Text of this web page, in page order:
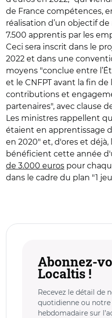
de France compétences,
réalisation d’un objectif
7.500 apprentis par les
Ceci sera inscrit dans le
2022 et dans une
moyens "conclue entre
et le CNFPT avant la fin de
contributions et
partenaires", avec clause
Les ministres rappellent
étaient en apprentissage
en 2020" et, d'ores et
bénéficient cette année
de 3.000 euros pour
dans le cadre du plan "1
Abonnez-
Localtis !
Recevez le détail de
quotidienne ou notre
hebdomadaire sur